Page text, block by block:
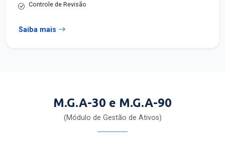
Controle de Revisão
Saiba mais
M.G.A-30 e M.G.A-90
(Módulo de Gestão de Ativos)